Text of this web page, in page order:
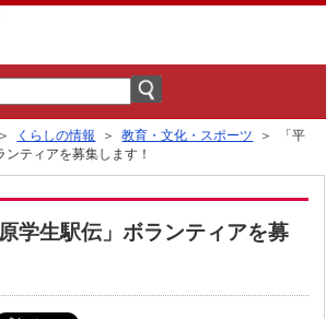
くらしの情報 ＞教育・文化・スポーツ
＞ 「平
ティアを募集します！
学生駅伝」ボランティアを募